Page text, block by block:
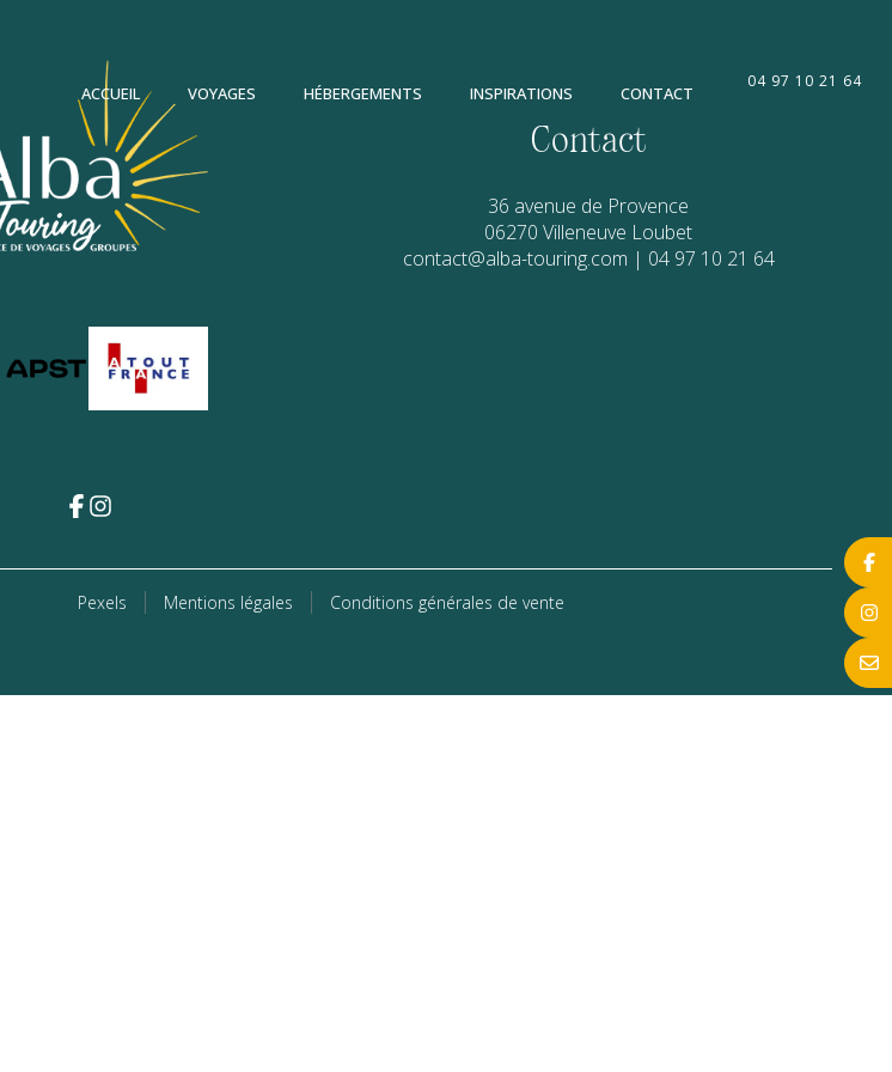
ACCUEIL VOYAGES HÉBERGEMENTS INSPIRATIONS CONTACT
04 97 10 21 64
Contact
36 avenue de Provence
06270 Villeneuve Loubet
contact@alba-touring.com | 04 97 10 21 64
Pexels Mentions légales Conditions générales de vente